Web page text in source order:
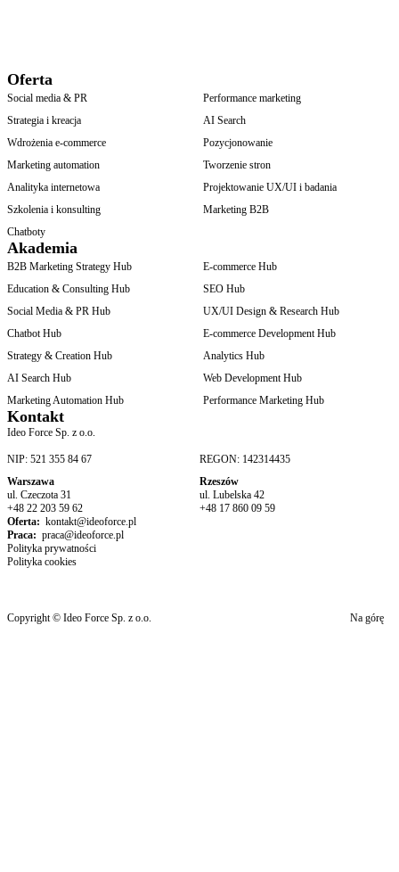
Oferta
Social media & PR
Performance marketing
Strategia i kreacja
AI Search
Wdrożenia e-commerce
Pozycjonowanie
Marketing automation
Tworzenie stron
Analityka internetowa
Projektowanie UX/UI i badania
Szkolenia i konsulting
Marketing B2B
Chatboty
Akademia
B2B Marketing Strategy Hub
E-commerce Hub
Education & Consulting Hub
SEO Hub
Social Media & PR Hub
UX/UI Design & Research Hub
Chatbot Hub
E-commerce Development Hub
Strategy & Creation Hub
Analytics Hub
AI Search Hub
Web Development Hub
Marketing Automation Hub
Performance Marketing Hub
Kontakt
Ideo Force Sp. z o.o.
NIP: 521 355 84 67
REGON: 142314435
Warszawa
ul. Czeczota 31
+48 22 203 59 62
Rzeszów
ul. Lubelska 42
+48 17 860 09 59
Oferta: kontakt@ideoforce.pl
Praca: praca@ideoforce.pl
Polityka prywatności
Polityka cookies
Copyright © Ideo Force Sp. z o.o. Na górę